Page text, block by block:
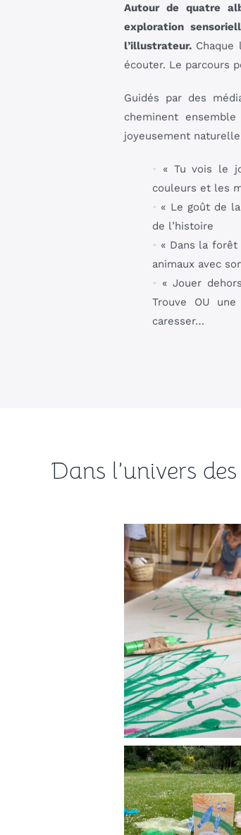
Autour de quatre
exploration
l’illustrateur.Chaque
écouter. Le parcours
Guidés par des
cheminent
joyeusement
• « Tu vois le
couleurs et les
• « Le goût de
de l’histoire
• « Dans la
animaux avec
• « Jouer
Trouve OU
caresser…
Dans l’univers